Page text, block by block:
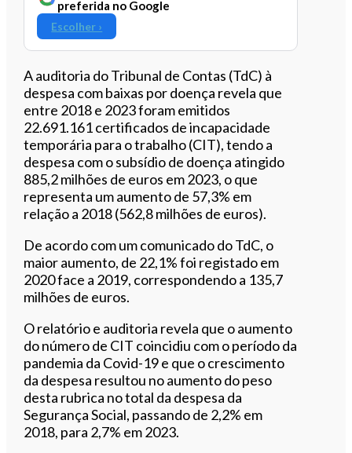
preferida no Google
Escolher ›
A auditoria do Tribunal de Contas (TdC) à
despesa com baixas por doença revela que
entre 2018 e 2023 foram emitidos
22.691.161 certificados de incapacidade
temporária para o trabalho (CIT), tendo a
despesa com o subsídio de doença atingido
885,2 milhões de euros em 2023, o que
representa um aumento de 57,3% em
relação a 2018 (562,8 milhões de euros).
De acordo com um comunicado do TdC, o
maior aumento, de 22,1% foi registado em
2020 face a 2019, correspondendo a 135,7
milhões de euros.
O relatório e auditoria revela que o aumento
do número de CIT coincidiu com o período da
pandemia da Covid-19 e que o crescimento
da despesa resultou no aumento do peso
desta rubrica no total da despesa da
Segurança Social, passando de 2,2% em
2018, para 2,7% em 2023.